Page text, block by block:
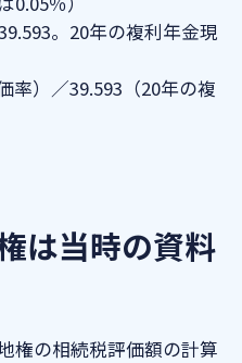
。20年の複利年金現
率）／39.593（20年の複
は当時の資料
権の相続税評価額の計算